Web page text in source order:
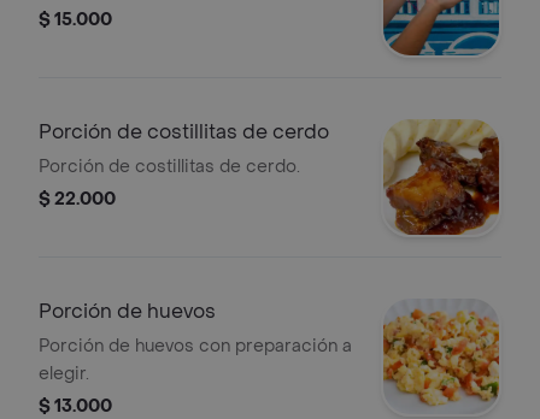
$ 15.000
Porción de costillitas de cerdo
Porción de costillitas de cerdo.
$ 22.000
Porción de huevos
Porción de huevos con preparación a
elegir.
$ 13.000